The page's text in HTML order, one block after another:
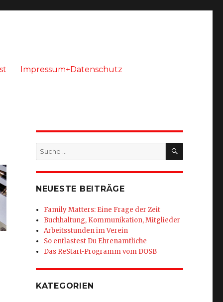
Impressum+Datenschutz
Suche
nach:
SUCHEN
NEUESTE BEITRÄGE
Family Matters: Eine Frage der Zeit
Buchhaltung, Kommunikation, Mitglieder
Arbeitsstunden im Verein
So entlastest Du Ehrenamtliche
Das ReStart-Programm vom DOSB
KATEGORIEN